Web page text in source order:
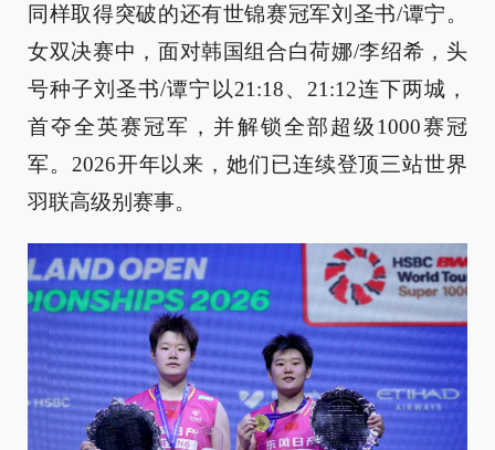
同样取得突破的还有世锦赛冠军刘圣书/谭宁。
女双决赛中，面对韩国组合白荷娜/李绍希，头
号种子刘圣书/谭宁以21:18、21:12连下两城，
首夺全英赛冠军，并解锁全部超级1000赛冠
军。2026开年以来，她们已连续登顶三站世界
羽联高级别赛事。